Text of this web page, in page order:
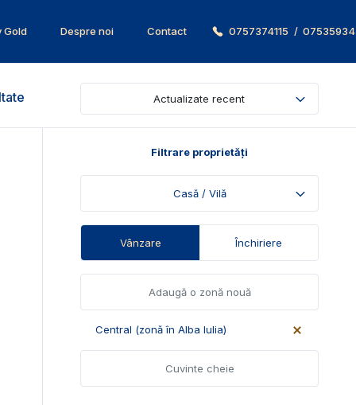
Gold Despre noi Contact 0757374115 /
Actualizate recent
Filtrare proprietăți
Casă / Vilă
Vânzare Închiriere
Central (zonă în Alba Iulia)